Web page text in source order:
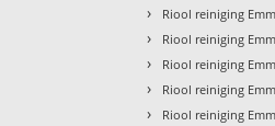
› Riool reiniging
› Riool reiniging
› Riool reiniging
› Riool reiniging
› Riool reiniging